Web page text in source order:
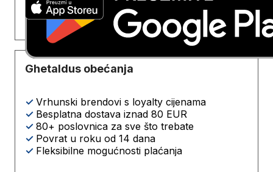
Ghetaldus obećanja
✓ Vrhunski brendovi s loyalty cijenama
✓ Besplatna dostava iznad 80 EUR
✓ 80+ poslovnica za sve što trebate
✓ Povrat u roku od 14 dana
✓ Fleksibilne mogućnosti plaćanja